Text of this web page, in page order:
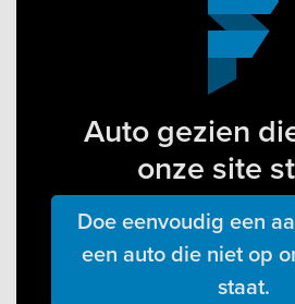
Auto gezien
onze site
Doe eenvoudig een
een auto die niet op
staat.